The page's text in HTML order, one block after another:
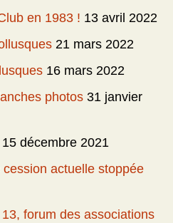
en 1983 ! 13 avril 2022
21 mars 2022
16 mars 2022
photos 31 janvier
15 décembre 2021
actuelle stoppée
forum des associations